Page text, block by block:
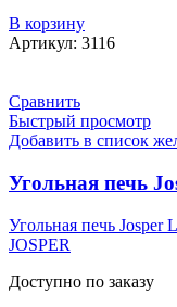
В корзину
Артикул: 3116
Сравнить
Быстрый просмотр
Добавить в список
Угольная печь
Угольная печь Josper
JOSPER
Доступно по заказу